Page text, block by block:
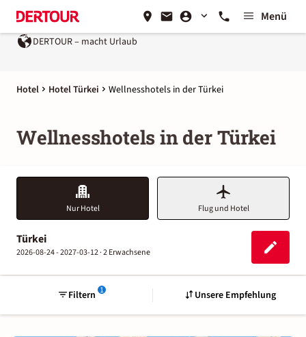
Menü
DERTOUR – macht Urlaub
Hotel Hotel Türkei Wellnesshotels in der Türkei
Wellnesshotels in der Türkei
Nur Hotel Flug und Hotel
Türkei
2026-08-24 - 2027-03-12 ·2 Erwachsene
1
Filtern Unsere Empfehlung